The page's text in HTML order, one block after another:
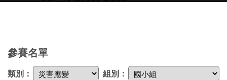
參賽名單
類別： 組別：